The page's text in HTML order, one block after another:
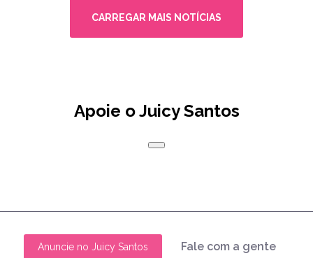
CARREGAR MAIS NOTÍCIAS
Apoie o Juicy Santos
Anuncie no Juicy Santos Fale com a gente